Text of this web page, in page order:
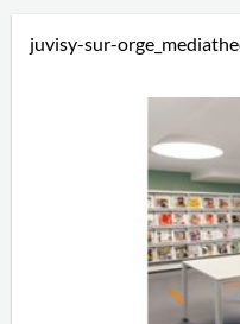
juvisy-sur-